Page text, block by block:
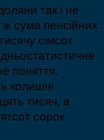
так і не
сума пенсійних
сімсот
поняття.
колишні
тисяч, а
сорок